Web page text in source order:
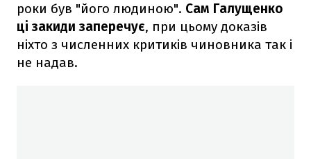
роки був "його людиною". Сам Галущенко
ці закиди заперечує, при цьому доказів
ніхто з численних критиків чиновника так і
не надав.